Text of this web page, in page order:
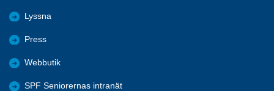
Lyssna
Press
Webbutik
SPF Seniorernas intranät